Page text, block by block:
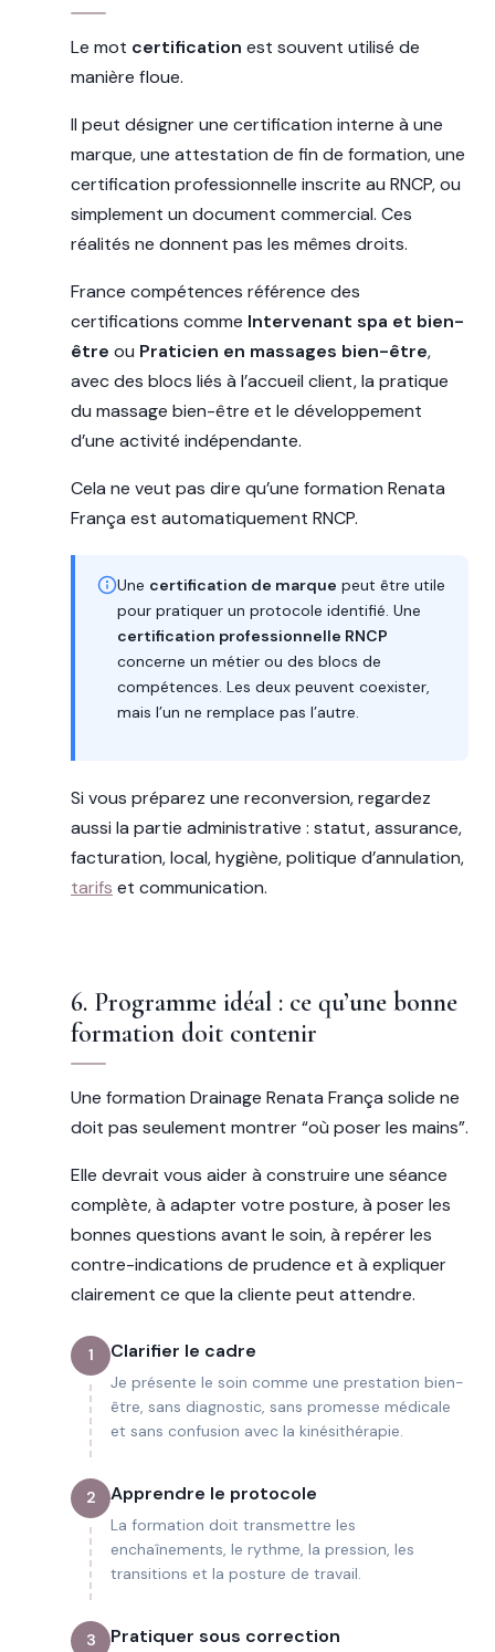
Le mot certification est souvent utilisé de
manière floue.
Il peut désigner une certification interne à une
marque, une attestation de fin de formation, une
certification professionnelle inscrite au RNCP, ou
simplement un document commercial. Ces
réalités ne donnent pas les mêmes droits.
France compétences référence des
certifications comme Intervenant spa et bien-
être ou Praticien en massages bien-être,
avec des blocs liés à l’accueil client, la pratique
du massage bien-être et le développement
d’une activité indépendante.
Cela ne veut pas dire qu’une formation Renata
França est automatiquement RNCP.
Une certification de marque peut être utile
pour pratiquer un protocole identifié. Une
certification professionnelle RNCP
concerne un métier ou des blocs de
compétences. Les deux peuvent coexister,
mais l’un ne remplace pas l’autre.
Si vous préparez une reconversion, regardez
aussi la partie administrative : statut, assurance,
facturation, local, hygiène, politique d’annulation,
tarifs et communication.
6. Programme idéal : ce qu’une bonne
formation doit contenir
Une formation Drainage Renata França solide ne
doit pas seulement montrer “où poser les mains”.
Elle devrait vous aider à construire une séance
complète, à adapter votre posture, à poser les
bonnes questions avant le soin, à repérer les
contre-indications de prudence et à expliquer
clairement ce que la cliente peut attendre.
1 Clarifier le cadre
Je présente le soin comme une prestation bien-
être, sans diagnostic, sans promesse médicale
et sans confusion avec la kinésithérapie.
2 Apprendre le protocole
La formation doit transmettre les
enchaînements, le rythme, la pression, les
transitions et la posture de travail.
3 Pratiquer sous correction